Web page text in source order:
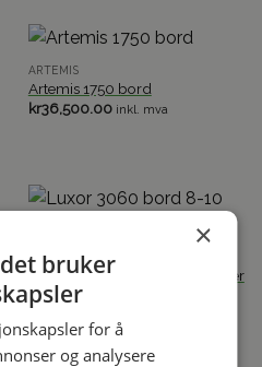
ARTEMIS
Artemis 1750 bord
kr36,500.00 inkl. mva
HAGEMØBLER
Luxor 3060 bord 8-10 personer
kr57,500.00
×
bruker
for å
og analysere